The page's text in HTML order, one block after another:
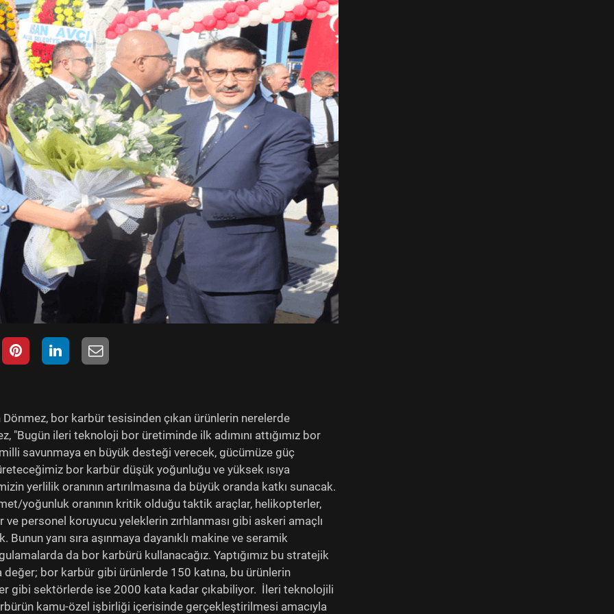
bor karbür tesisinden çıkan ürünlerin nerelerde
"Bugün ileri teknoloji bor üretiminde ilk adımını attığımız bor
savunmaya en büyük desteği verecek, gücümüze güç
bor karbür düşük yoğunluğu ve yüksek ısıya
yerlilik oranının artırılmasına da büyük oranda katkı sunacak.
yoğunluk oranının kritik olduğu taktik araçlar, helikopterler,
personel koruyucu yeleklerin zırhlanması gibi askeri amaçlı
yanı sıra aşınmaya dayanıklı makine ve seramik
da bor karbürü kullanacağız. Yaptığımız bu stratejik
bor karbür gibi ürünlerde 150 katına, bu ürünlerin
gibi sektörlerde ise 2000 kata kadar çıkabiliyor. İleri teknolojili
kamu-özel işbirliği içerisinde gerçekleştirilmesi amacıyla